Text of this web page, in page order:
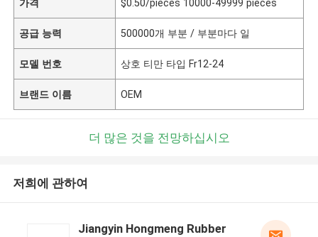
가격 $0.50/pieces 10000-49999 pieces
공급 능력 500000개 부분 / 부분마다 일
모델 번호 상호 티만 타입 Fr12-24
브랜드 이름 OEM
더 많은 것을 전망하십시오
저희에 관하여
Jiangyin Hongmeng Rubber